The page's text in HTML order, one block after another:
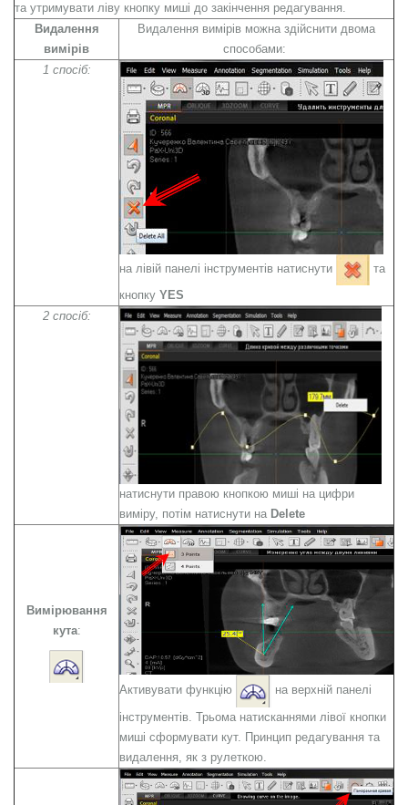
та утримувати ліву кнопку миші до закінчення редагування.
Видалення
вимірів
Видалення вимірів можна здійснити двома
способами:
1 спосіб:
на лівій панелі інструментів натиснути
та
кнопку YES
2 спосіб:
натиснути правою кнопкою миші на цифри
виміру, потім натиснути на Delete
Вимірювання
кута:
Активувати функцію
на верхній панелі
інструментів. Трьома натисканнями лівої кнопки
миші сформувати кут. Принцип редагування та
видалення, як з рулеткою.